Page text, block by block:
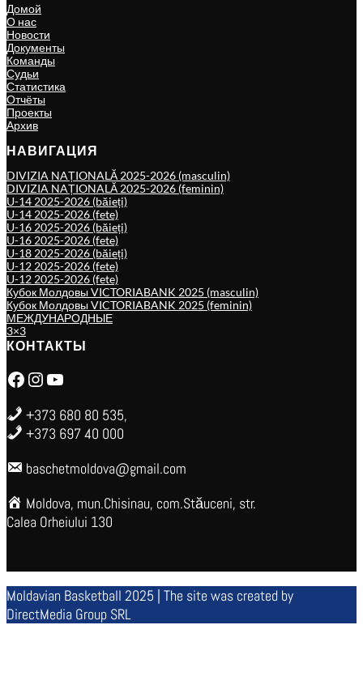
Домой
О нас
Новости
Документы
Команды
Судьи
Статистика
Отчёты
Проекты
Архив
НАВИГАЦИЯ
DIVIZIA NAȚIONALĂ 2025-2026 (masculin)
DIVIZIA NAȚIONALĂ 2025-2026 (feminin)
U-14 2025-2026 (băieți)
U-14 2025-2026 (fete)
U-16 2025-2026 (băieți)
U-16 2025-2026 (fete)
U-18 2025-2026 (băieți)
U-12 2025-2026 (fete)
U-12 2025-2026 (fete)
Кубок Молдовы VICTORIABANK 2025 (masculin)
Кубок Молдовы VICTORIABANK 2025 (feminin)
МЕЖДУНАРОДНЫЕ
3×3
КОНТАКТЫ
Facebook Instagram YouTube
+373 680 80 535,
+373 697 40 000
baschetmoldova@gmail.com
Moldova, mun.Chisinau, com.Stăuceni, str.
Calea Orheiului 130
Moldavian Basketball 2025 | The site was created by
DirectMedia Group SRL